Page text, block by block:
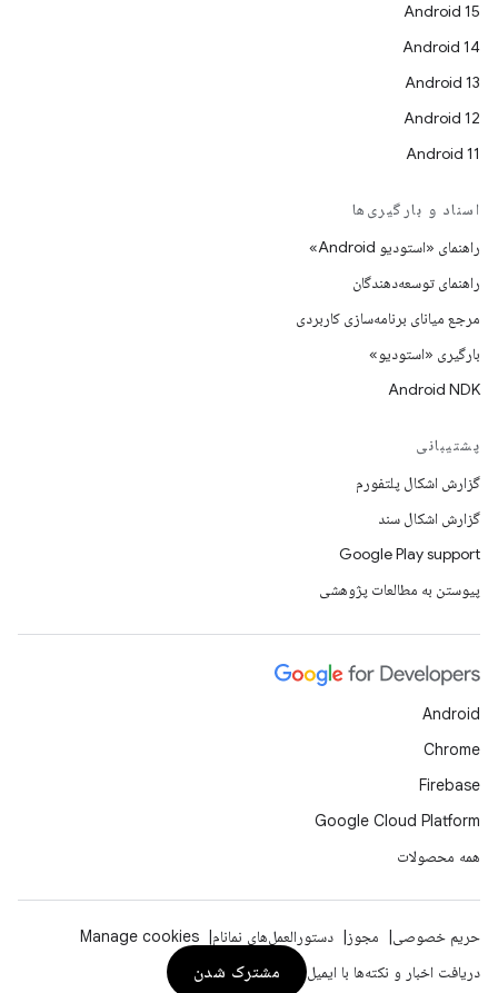
Android 15
Android 14
Android 13
Android 12
Android 11
اسناد و بارگیری‌ها
راهنمای «استودیو Android»
راهنمای توسعه‌دهندگان
مرجع میانای برنامه‌سازی کاربردی
بارگیری «استودیو»
Android NDK
پشتیبانی
گزارش اشکال پلتفورم
گزارش اشکال سند
Google Play support
پیوستن به مطالعات پژوهشی
Android
Chrome
Firebase
Google Cloud Platform
همه محصولات
حریم خصوصی مجوز دستورالعمل‌های نمانام
Manage cookies
دریافت اخبار و نکته‌ها با ایمیل
مشترک شدن